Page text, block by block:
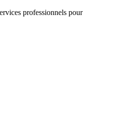
professionnels pour